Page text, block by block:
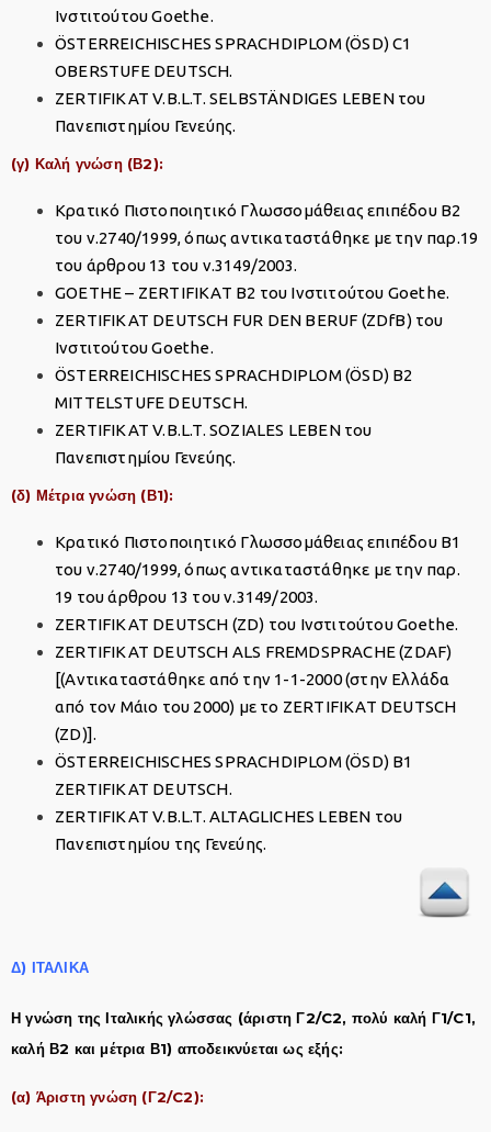
Ινστιτούτου Goethe.
ÖSTERREICHISCHES SPRACHDIPLOM (ÖSD) C1
OBERSTUFE DEUTSCH.
ZERTIFIKAT V.B.L.T. SELBSTÄNDIGES LEBEN του
Πανεπιστημίου Γενεύης.
(γ) Καλή γνώση (Β2):
Κρατικό Πιστοποιητικό Γλωσσομάθειας επιπέδου Β2
του ν.2740/1999, όπως αντικαταστάθηκε με την παρ.19
του άρθρου 13 του ν.3149/2003.
GOETHE – ZERTIFIKAT B2 του Ινστιτούτου Goethe.
ZERTIFIKAT DEUTSCH FUR DEN BERUF (ZDfB) του
Ινστιτούτου Goethe.
ÖSTERREICHISCHES SPRACHDIPLOM (ÖSD) B2
MITTELSTUFE DEUTSCH.
ZERTIFIKAT V.B.L.T. SOZIALES LEBEN του
Πανεπιστημίου Γενεύης.
(δ) Μέτρια γνώση (Β1):
Κρατικό Πιστοποιητικό Γλωσσομάθειας επιπέδου Β1
του ν.2740/1999, όπως αντικαταστάθηκε με την παρ.
19 του άρθρου 13 του ν.3149/2003.
ZERTIFIKAT DEUTSCH (ZD) του Ινστιτούτου Goethe.
ZERTIFIKAT DEUTSCH ALS FREMDSPRACHE (ZDAF)
[(Αντικαταστάθηκε από την 1-1-2000 (στην Ελλάδα
από τον Μάιο του 2000) με το ZERTIFIKAT DEUTSCH
(ZD)].
ÖSTERREICHISCHES SPRACHDIPLOM (ÖSD) B1
ZERTIFIKAT DEUTSCH.
ZERTIFIKAT V.B.L.T. ALTAGLICHES LEBEN του
Πανεπιστημίου της Γενεύης.
Δ) ΙΤΑΛΙΚΑ
Η γνώση της Ιταλικής γλώσσας (άριστη Γ2/C2, πολύ καλή Γ1/C1,
καλή Β2 και μέτρια Β1) αποδεικνύεται ως εξής:
(α) Άριστη γνώση (Γ2/C2):